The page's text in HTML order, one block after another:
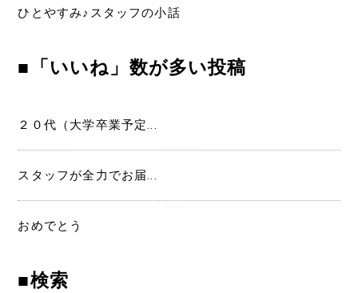
ひとやすみ♪スタッフの小話
■「いいね」数が多い投稿
２０代（大学卒業予定...
スタッフが全力でお届...
おめでとう
■検索